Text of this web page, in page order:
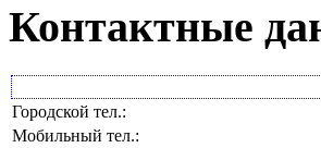
Контактные
Городской тел.:
Мобильный тел.: